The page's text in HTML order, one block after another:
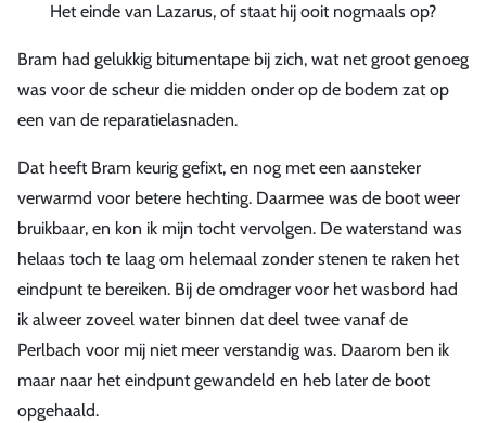
Het einde van Lazarus, of staat hij ooit nogmaals op?
Bram had gelukkig bitumentape bij zich, wat net groot genoeg
was voor de scheur die midden onder op de bodem zat op
een van de reparatielasnaden.
Dat heeft Bram keurig gefixt, en nog met een aansteker
verwarmd voor betere hechting. Daarmee was de boot weer
bruikbaar, en kon ik mijn tocht vervolgen. De waterstand was
helaas toch te laag om helemaal zonder stenen te raken het
eindpunt te bereiken. Bij de omdrager voor het wasbord had
ik alweer zoveel water binnen dat deel twee vanaf de
Perlbach voor mij niet meer verstandig was. Daarom ben ik
maar naar het eindpunt gewandeld en heb later de boot
opgehaald.